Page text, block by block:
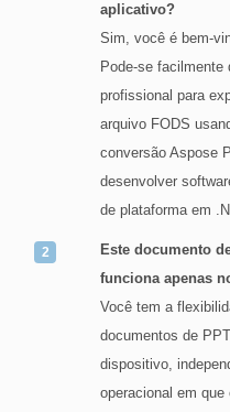
aplicativo?
Sim, você é bem-
Pode-se facilmente
profissional para
arquivo FODS
conversão Aspose
desenvolver
de plataforma em
Este documento
funciona apenas
Você tem a
documentos de
dispositivo,
operacional em